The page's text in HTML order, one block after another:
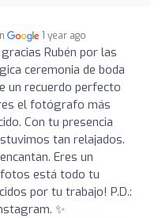
1 year ago
gracias Rubén por las
ceremonia de boda
un recuerdo perfecto
el fotógrafo más
Con tu presencia
tan relajados.
Eres un
está todo tu
por tu trabajo! P.D.:
✨